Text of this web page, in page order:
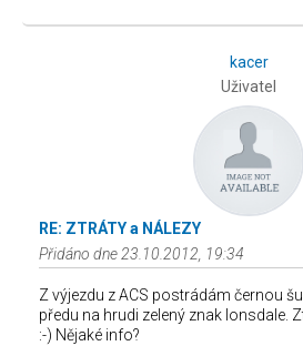
kacer
Uživatel
RE: ZTRÁTY a NÁLEZY
Přidáno dne 23.10.2012, 19:34
Z výjezdu z ACS postrádám černou
předu na hrudi zelený znak lonsdale.
:-) Nějaké info?